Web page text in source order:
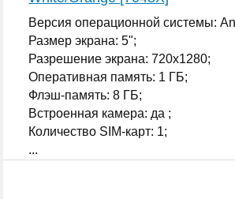
Версия операционной системы:
Размер экрана: 5";
Разрешение экрана: 720x1280;
Оперативная память: 1 ГБ;
Флэш-память: 8 ГБ;
Встроенная камера: да ;
Количество SIM-карт: 1;
...